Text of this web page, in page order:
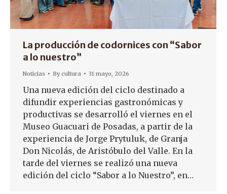
La producción de codornices con “Sabor
a lo nuestro”
Noticias Bycultura 31 mayo, 2026
Una nueva edición del ciclo destinado a
difundir experiencias gastronómicas y
productivas se desarrolló el viernes en el
Museo Guacuari de Posadas, a partir de la
experiencia de Jorge Prytuluk, de Granja
Don Nicolás, de Aristóbulo del Valle. En la
tarde del viernes se realizó una nueva
edición del ciclo “Sabor a lo Nuestro”, en…